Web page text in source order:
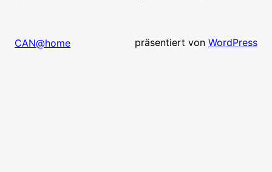
CAN@home präsentiert von WordPress